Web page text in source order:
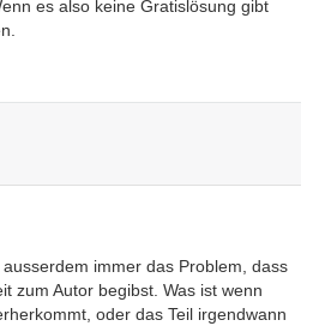
es also keine Gratislösung gibt
immer das Problem, dass
zum Autor begibst. Was ist wenn
oder das Teil irgendwann